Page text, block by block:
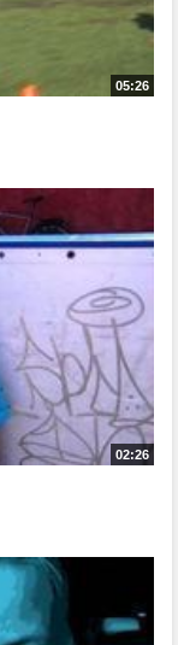
05:26
02:26